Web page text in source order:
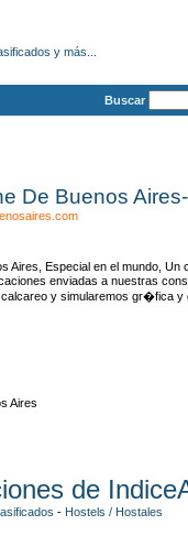
y más...
Buscar
De Buenos Aires-
Aires, Especial en el mundo,
enviadas a nuestras
y simularemos gr�fica y
Aires
de
- Hostels / Hostales